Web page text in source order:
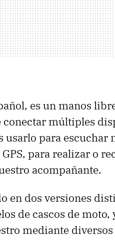
es un manos
múltiples
para escuchar
GPS, para realizar o
acompañante.
en dos versiones
de cascos de
mediante